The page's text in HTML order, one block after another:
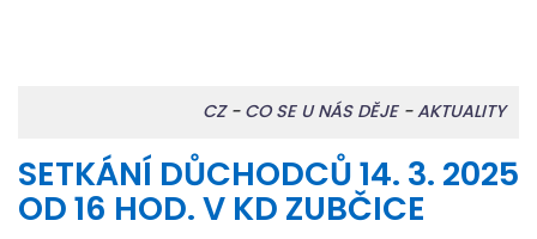
CZ- CO SE U NÁS DĚJE-AKTUALITY
SETKÁNÍ DŮCHODCŮ 14. 3. 2025
OD 16 HOD. V KD ZUBČICE